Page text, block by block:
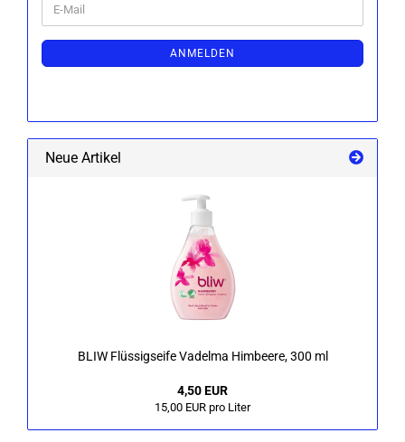
ZUR
ANMELDUNG
E-
Mail
ANMELDEN
Neue Artikel
BLIW Flüs­sigs­ei­fe Va­del­ma Him­bee­re, 300 ml
4,50 EUR
15,00 EUR pro Liter